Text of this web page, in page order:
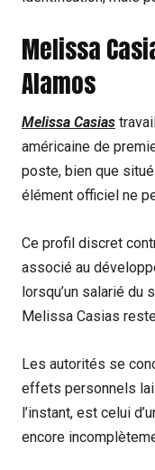
Melissa
Alamos
Melissa Casias
américaine de
poste, bien que
élément officiel ne
Ce profil discret
associé au
lorsqu’un salarié
Melissa Casias
Les autorités se
effets personnels
l’instant, est celui
encore